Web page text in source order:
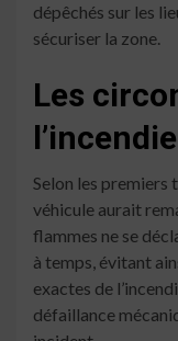
dépêchés sur les
sécuriser la zone.
Les
l’incendie
Selon les premiers
véhicule aurait
flammes ne se
à temps, évitant
exactes de
défaillance